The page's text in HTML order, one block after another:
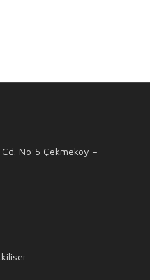
No:5 Çekmeköy –